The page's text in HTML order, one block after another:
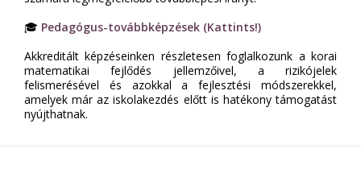
🎓 Pedagógus-továbbképzések (Kattints!)
Akkreditált képzéseinken részletesen foglalkozunk a korai
matematikai fejlődés jellemzőivel, a rizikójelek
felismerésével és azokkal a fejlesztési módszerekkel,
amelyek már az iskolakezdés előtt is hatékony támogatást
nyújthatnak.